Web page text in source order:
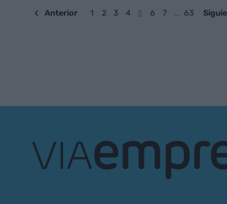
Anterior 1 2 3 4 5 6 7 … 63